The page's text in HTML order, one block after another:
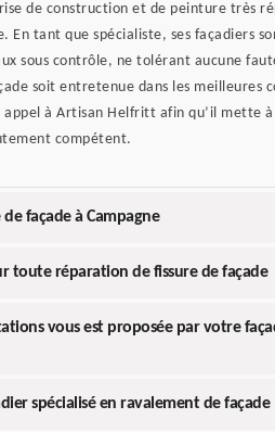
de construction et de peinture très
En tant que spécialiste, ses façadiers
sous contrôle, ne tolérant aucune
soit entretenue dans les meilleures
appel à Artisan Helfritt afin qu’il mette
compétent.
façade à Campagne
toute réparation de fissure de façade
vous est proposée par votre
spécialisé en ravalement de façade